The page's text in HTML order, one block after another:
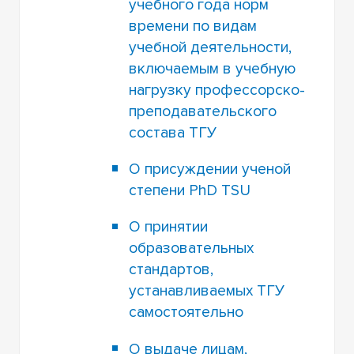
учебного года норм
времени по видам
учебной деятельности,
включаемым в учебную
нагрузку профессорско-
преподавательского
состава ТГУ
О присуждении ученой
степени PhD TSU
О принятии
образовательных
стандартов,
устанавливаемых ТГУ
самостоятельно
О выдаче лицам,